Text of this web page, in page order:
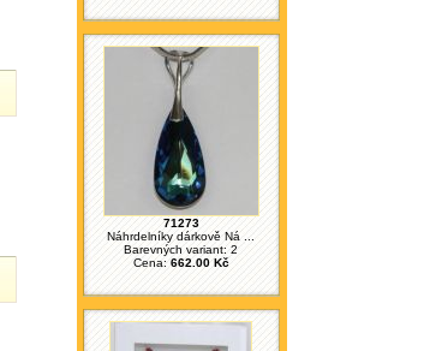
71273
Náhrdelníky dárkově Ná ...
Barevných variant: 2
Cena: 662.00 Kč